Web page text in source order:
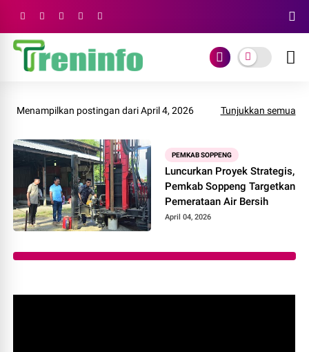
Menampilkan postingan dari April 4, 2026 Tunjukkan semua
PEMKAB SOPPENG
Luncurkan Proyek Strategis,
Pemkab Soppeng Targetkan
Pemerataan Air Bersih
April 04, 2026